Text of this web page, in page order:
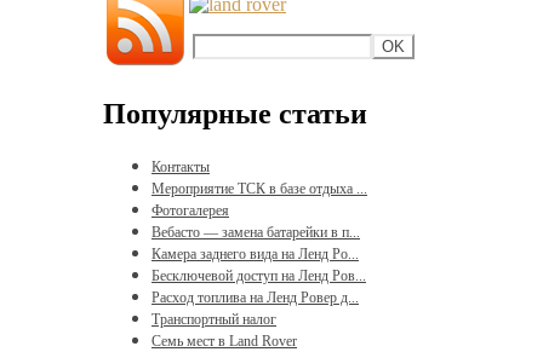
Популярные статьи
Контакты
Мероприятие ТСК в базе отдыха ...
Фотогалерея
Вебасто — замена батарейки в п...
Камера заднего вида на Ленд Ро...
Бесключевой доступ на Ленд Ров...
Расход топлива на Ленд Ровер д...
Транспортный налог
Семь мест в Land Rover